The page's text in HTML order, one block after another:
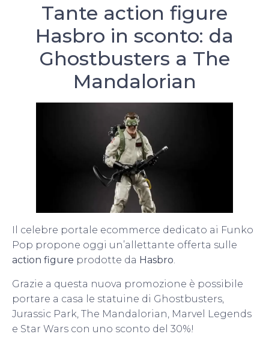
Tante action figure
Hasbro in sconto: da
Ghostbusters a The
Mandalorian
Il celebre portale ecommerce dedicato ai Funko
Pop propone oggi un’allettante offerta sulle
action figure prodotte da Hasbro.
Grazie a questa nuova promozione è possibile
portare a casa le statuine di Ghostbusters,
Jurassic Park, The Mandalorian, Marvel Legends
e Star Wars con uno sconto del 30%!